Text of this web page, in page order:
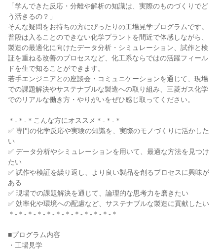
「学んできた反応・分離や解析の知識は、実際のものづくりでど
う活きるの？」
そんな疑問をお持ちの方にぴったりの工場見学プログラムです。
普段は入ることのできない化学プラントを間近で体感しながら、
製造の最適化に向けたデータ分析・シミュレーション、試作と検
証を重ねる改善のプロセスなど、化工系ならではの活躍フィール
ドを生で知ることができます。
若手エンジニアとの座談会・コミュニケーションを通じて、現場
での課題解決やサステナブルな製造への取り組み、三菱ガス化学
でのリアルな働き方・やりがいをぜひ感じ取ってください。
＊-＊-＊こんな方にオススメ＊-＊-＊
✅ 専門の化学反応や実験の知識を、実際のモノづくりに活かした
い
✅ データ分析やシミュレーションを用いて、最適な方法を見つけ
たい
✅ 試作や検証を繰り返し、より良い製品を創るプロセスに興味が
ある
✅ 現場での課題解決を通じて、論理的な思考力を磨きたい
✅ 効率化や環境への配慮など、サステナブルな製造に貢献したい
＊-＊-＊-＊-＊-＊-＊-＊-＊-＊-＊-＊
■プログラム内容
・工場見学